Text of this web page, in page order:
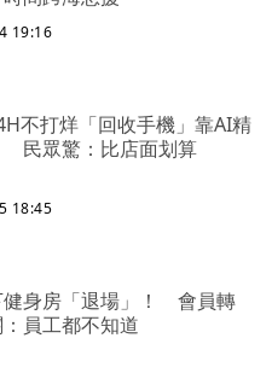
19:16
不打烊「回收手機」靠AI精
民眾驚：比店面划算
18:45
健身房「退場」！ 會員轉
員工都不知道